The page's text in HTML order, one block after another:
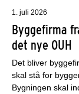
1. juli 2026
Byggefirma
det nye OUH
Det bliver
skal stå for
Bygningen skal